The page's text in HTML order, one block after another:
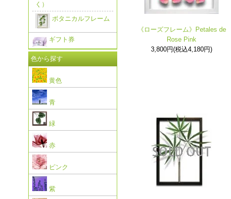
《ローズフレーム》Petales de
Rose Pink
3,800円(税込4,180円)
く）
ボタニカルフレーム
ギフト券
色から探す
黄色
青
緑
赤
ピンク
紫